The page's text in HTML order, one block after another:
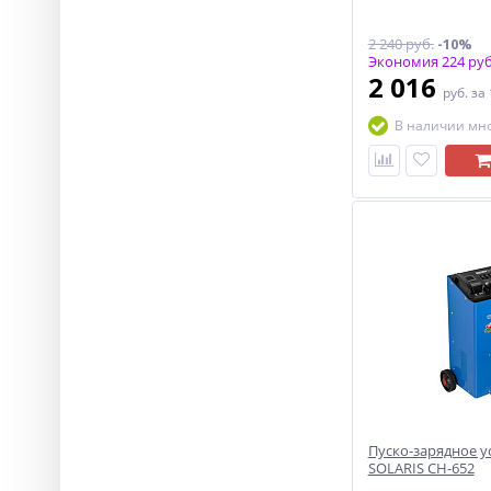
2 240 руб.-10%
Экономия 224
2 016 руб. за
В наличии
Пуско-зарядное
SOLARIS CH-652